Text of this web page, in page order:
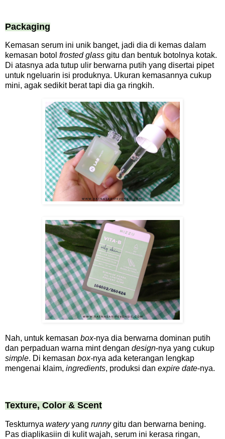
Packaging
Kemasan serum ini unik banget, jadi dia di kemas dalam
kemasan botol frosted glass gitu dan bentuk botolnya kotak.
Di atasnya ada tutup ulir berwarna putih yang disertai pipet
untuk ngeluarin isi produknya. Ukuran kemasannya cukup
mini, agak sedikit berat tapi dia ga ringkih.
Nah, untuk kemasan box-nya dia berwarna dominan putih
dan perpaduan warna mint dengan design-nya yang cukup
simple. Di kemasan box-nya ada keterangan lengkap
mengenai klaim, ingredients, produksi dan expire date-nya.
Texture, Color & Scent
Teskturnya wateryyang runnygitu dan berwarna bening.
Pas diaplikasiin di kulit wajah, serum ini kerasa ringan,